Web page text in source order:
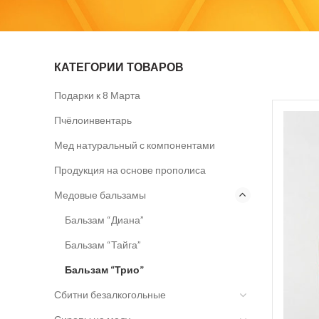
КАТЕГОРИИ ТОВАРОВ
Подарки к 8 Марта
Пчёлоинвентарь
Мед натуральный с компонентами
Продукция на основе прополиса
Медовые бальзамы
Бальзам “Диана”
Бальзам “Тайга”
Бальзам “Трио”
Сбитни безалкогольные